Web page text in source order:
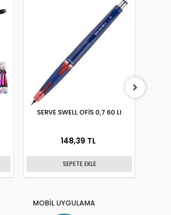
SERVE SWELL OFİS 0,7 60 LI
148,39 TL
SEPETE EKLE
MOBİL UYGULAMA